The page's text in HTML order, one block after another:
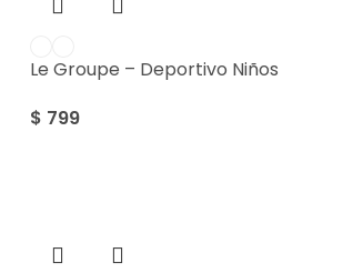
Le Groupe – Deportivo Niños
$ 799